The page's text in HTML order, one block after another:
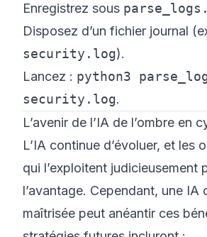
Enregistrez sous
Disposez d’un fichier journal
security.log).
Lancez : python3
security.log.
L’avenir de l’IA de l’ombre en
L’IA continue d’évoluer, et les
qui l’exploitent judicieusement
l’avantage. Cependant, une IA
maîtrisée peut anéantir ces